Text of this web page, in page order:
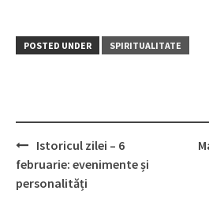
POSTED UNDER SPIRITUALITATE
Post
navigation
Istoricul zilei – 6
februarie: evenimente și
personalități